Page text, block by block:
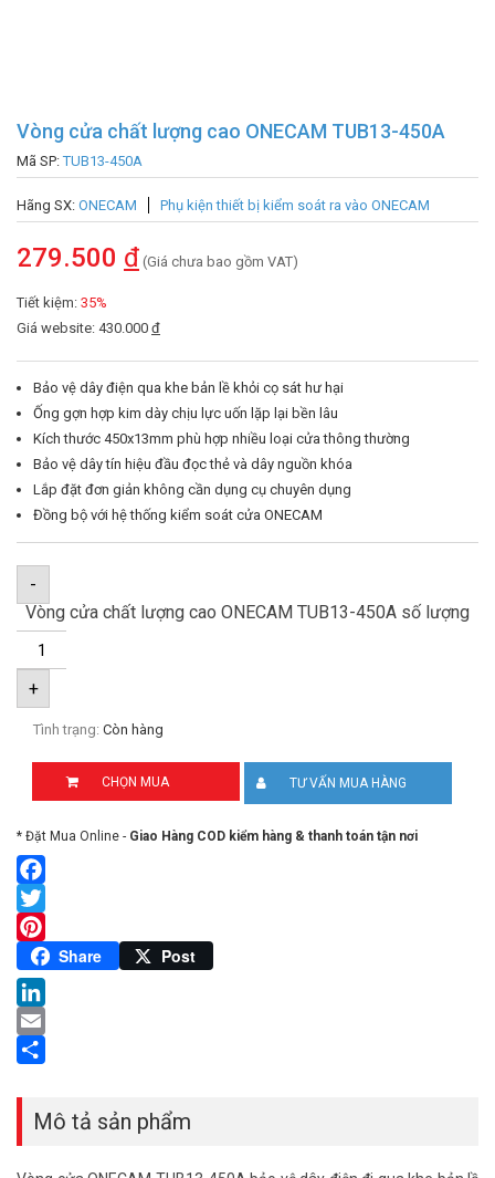
Vòng cửa chất lượng cao ONECAM TUB13-450A
Mã SP:TUB13-450A
Hãng SX: ONECAM Phụ kiện thiết bị kiểm soát ra vào ONECAM
279.500 đ (Giá chưa bao gồm VAT)
Tiết kiệm: 35%
Giá website: 430.000 đ
Bảo vệ dây điện qua khe bản lề khỏi cọ sát hư hại
Ống gợn hợp kim dày chịu lực uốn lặp lại bền lâu
Kích thước 450x13mm phù hợp nhiều loại cửa thông thường
Bảo vệ dây tín hiệu đầu đọc thẻ và dây nguồn khóa
Lắp đặt đơn giản không cần dụng cụ chuyên dụng
Đồng bộ với hệ thống kiểm soát cửa ONECAM
-
Vòng cửa chất lượng cao ONECAM TUB13-450A số lượng
+
Tình trạng: Còn hàng
CHỌN MUA TƯ VẤN MUA HÀNG
* Đặt Mua Online - Giao Hàng COD kiểm hàng & thanh toán tận nơi
Facebook
Twitter
Pinterest
Share Post
LinkedIn
Email
Mô tả sản phẩm